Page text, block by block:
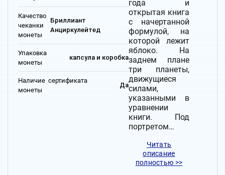
Качество
чеканки
монеты
Бриллиант
Анциркулейтед
Упаковка
монеты
капсула и коробка
Наличие сертификата
монеты
Да
года и
открытая книга
с начертанной
формулой, на
которой лежит
яблоко. На
заднем плане
три планеты,
движущиеся
силами,
указанными в
уравнении
книги. Под
портретом…
Читать
описание
полностью >>